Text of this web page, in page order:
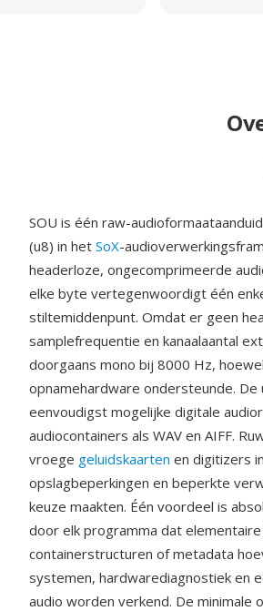
SOU is één raw-
(u8) in het SoX-
headerloze, ongecomprimeerde
elke byte vertegenwoordigt één
stiltemiddenpunt. Omdat er geen
samplefrequentie en kanaalaantal
doorgaans mono bij 8000 Hz,
opnamehardware ondersteunde. De
eenvoudigst mogelijke digitale
audiocontainers als WAV en AIFF.
vroege geluidskaarten en digitizers
opslagbeperkingen en beperkte
keuze maakten. Één voordeel is
door elk programma dat
containerstructuren of metadata
systemen, hardwarediagnostiek en
audio worden verkend. De